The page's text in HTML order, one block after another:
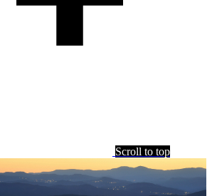
Scroll to top